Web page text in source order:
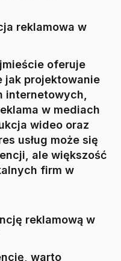
reklamowa w
oferuje
jak projektowanie
internetowych,
w mediach
wideo oraz
usług może się
ale większość
firm w
reklamową w
warto